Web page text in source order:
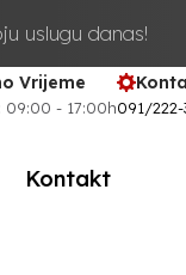
uslugu danas!
Vrijeme
09:00 - 17:00h091/
Kontakt